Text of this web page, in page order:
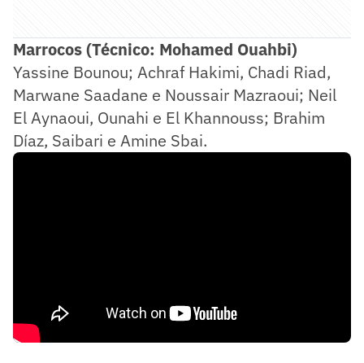
Marrocos (Técnico: Mohamed Ouahbi)
Yassine Bounou; Achraf Hakimi, Chadi Riad,
Marwane Saadane e Noussair Mazraoui; Neil
El Aynaoui, Ounahi e El Khannouss; Brahim
Díaz, Saibari e Amine Sbai.